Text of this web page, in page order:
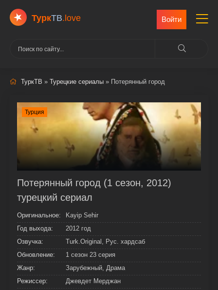
ТуркТВ.love Войти
ТуркТВ » Турецкие сериалы » Потерянный город
Турция
Потерянный город (1 сезон, 2012)
турецкий сериал
Оригинальное:
Kayip Sehir
Год выхода:
2012 год
Озвучка:
Turk.Original, Рус. хардсаб
Обновление:
1 сезон 23 серия
Жанр:
Зарубежный, Драма
Режиссер:
Джевдет Мерджан